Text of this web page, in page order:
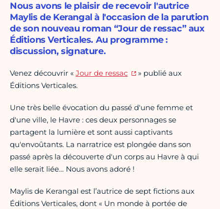
Nous avons le plaisir de recevoir l'autrice
Maylis de Kerangal à l'occasion de la parution
de son nouveau roman “Jour de ressac” aux
Éditions Verticales. Au programme :
discussion, signature.
Venez découvrir « Jour de ressac
» publié aux
Éditions Verticales.
Une très belle évocation du passé d'une femme et
d'une ville, le Havre : ces deux personnages se
partagent la lumière et sont aussi captivants
qu'envoûtants. La narratrice est plongée dans son
passé après la découverte d'un corps au Havre à qui
elle serait liée… Nous avons adoré !
Maylis de Kerangal est l’autrice de sept fictions aux
Éditions Verticales, dont « Un monde à portée de